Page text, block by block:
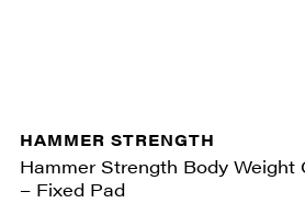
HAMMER STRENGTH
Hammer Strength Body Weight
– Fixed Pad